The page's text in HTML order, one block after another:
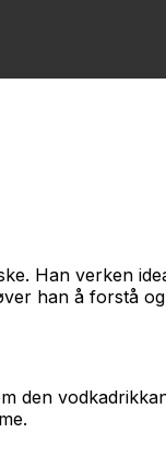
Han verken
han å forstå
den